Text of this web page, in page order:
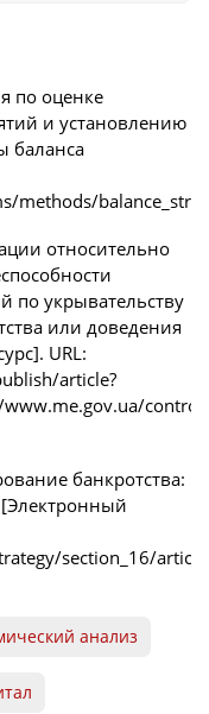
по оценке
и установлению
баланса
methods/
относительно
по укрывательству
или доведения
URL:
article?
банкротства:
section_16/
анализ